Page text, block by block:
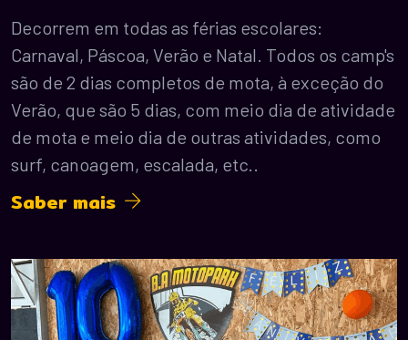
Decorrem em todas as férias escolares:
Carnaval, Páscoa, Verão e Natal. Todos os camp's
são de 2 dias completos de mota, à exceção do
Verão, que são 5 dias, com meio dia de atividade
de mota e meio dia de outras atividades, como
surf, canoagem, escalada, etc..
Saber mais